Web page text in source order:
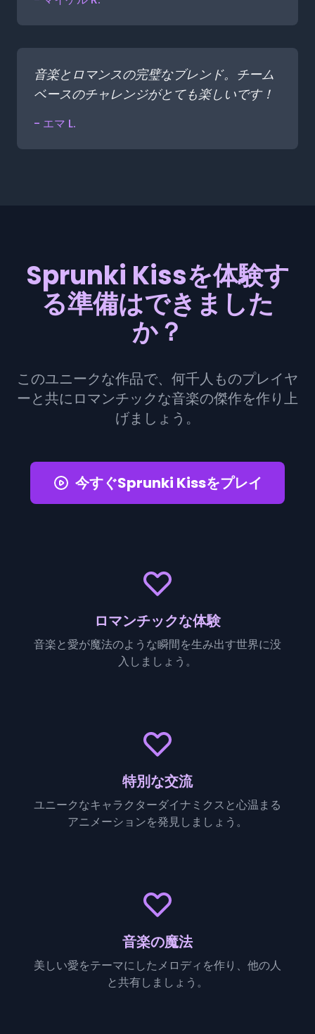
音楽とロマンスの完璧なブレンド。チーム
ベースのチャレンジがとても楽しいです！
- エマ L.
Sprunki Kissを体験す
る準備はできました
か？
このユニークな作品で、何千人ものプレイヤ
ーと共にロマンチックな音楽の傑作を作り上
げましょう。
今すぐSprunki Kissをプレイ
ロマンチックな体験
音楽と愛が魔法のような瞬間を生み出す世界に没
入しましょう。
特別な交流
ユニークなキャラクターダイナミクスと心温まる
アニメーションを発見しましょう。
音楽の魔法
美しい愛をテーマにしたメロディを作り、他の人
と共有しましょう。